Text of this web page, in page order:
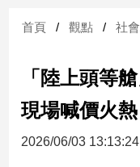
財
台
財
新
首頁 觀點 社
「陸上頭等
現場喊價火熱
2026/06/03 13:13:24